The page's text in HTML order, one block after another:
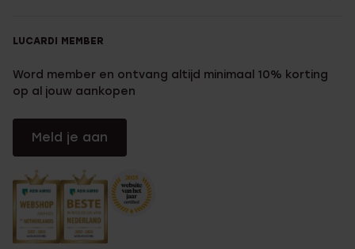
LUCARDI MEMBER
Word member en ontvang altijd minimaal 10% korting
op al jouw aankopen
Meld je aan